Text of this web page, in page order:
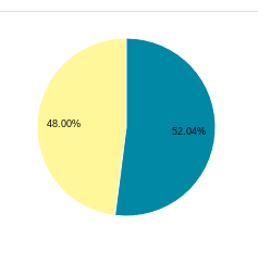
48.00%
52.04%